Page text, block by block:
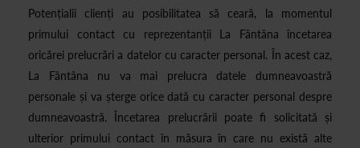
Potențialii clienți au posibilitatea să ceară, la momentul
primului contact cu reprezentanții La Fântâna încetarea
oricărei prelucrări a datelor cu caracter personal. În acest caz,
La Fântâna nu va mai prelucra datele dumneavoastră
personale și va șterge orice dată cu caracter personal despre
dumneavoastră. Încetarea prelucrării poate fi solicitată și
ulterior primului contact în măsura în care nu există alte